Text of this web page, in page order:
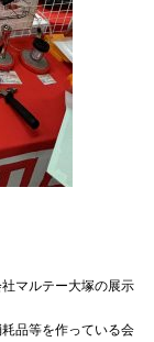
マルテー大塚の展示
品等を作っている会